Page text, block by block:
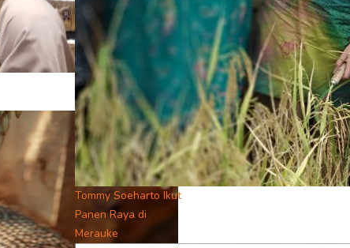
Tommy Soeharto Ikut
Panen Raya di
Merauke